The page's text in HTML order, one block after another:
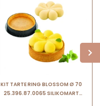
KIT TARTE RING BLOSSOM Ø 70
25.396.87.0065 SILIKOMART